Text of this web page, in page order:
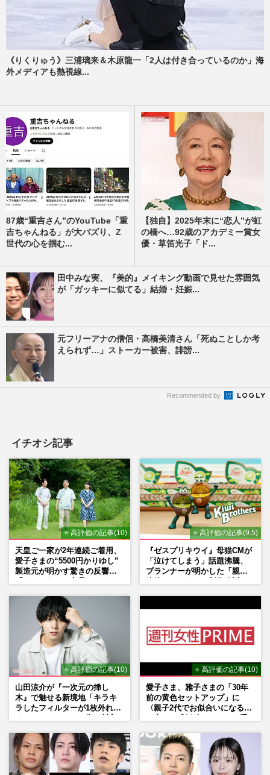
《りくりゅう》三浦璃来＆木原龍一「2人は付き合っているのか」海
外メディアも熱視線...
87歳“重吉さん”のYouTube「重
吉ちゃんねる」が大バズり、Z
世代の心を掴む...
【独自】2025年末に“恋人”が虹
の橋へ…92歳のアカデミー賞女
優・草笛光子「ド...
田中みな実、『美的』メイキング動画で見せた雰囲気
が「ガッキーに似てる」結婚・妊娠...
元フリーアナの僧侶・高橋美清さん「死ぬことしか考
えられず…」ストーカー被害、誹謗...
Recommended by
イチオシ記事
⭐ 高評価の記事(10)
天皇ご一家が2年連続ご着用、
愛子さまの“5500円かりゆし”
製造元が明かす驚きの反響
⭐ 高評価の記事(9.5)
『ゼスプリキウイ』母猫CMが
「泣けてしまう」話題沸騰、
プランナーが明かした「親に
⭐ 高評価の記事(10)
山田涼介が『一次元の挿し
木』で魅せる新境地「キラキ
ラしたフィルターが1枚外れて
⭐ 高評価の記事(10)
愛子さま、雅子さまの「30年
前の黄色セットアップ」に
〈親子2代でお似合いになる〉